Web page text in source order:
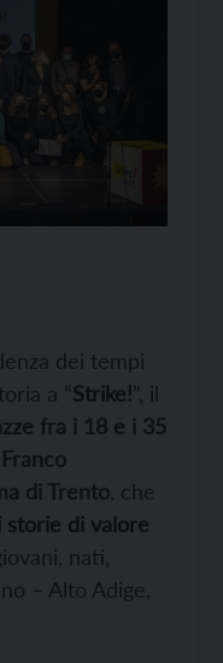
dei tempi
a “Strike!”, il
fra i 18 e i 35
di Trento , che
storie di valore
nati,
– Alto Adige,